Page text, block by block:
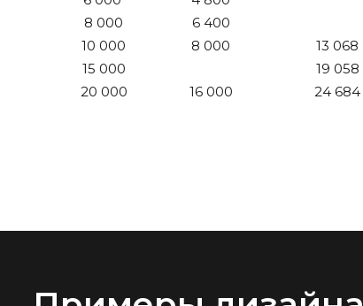
8 000
6 400
10 000
8 000 13 068
15 000
19 058
20 000
16 000 24 684